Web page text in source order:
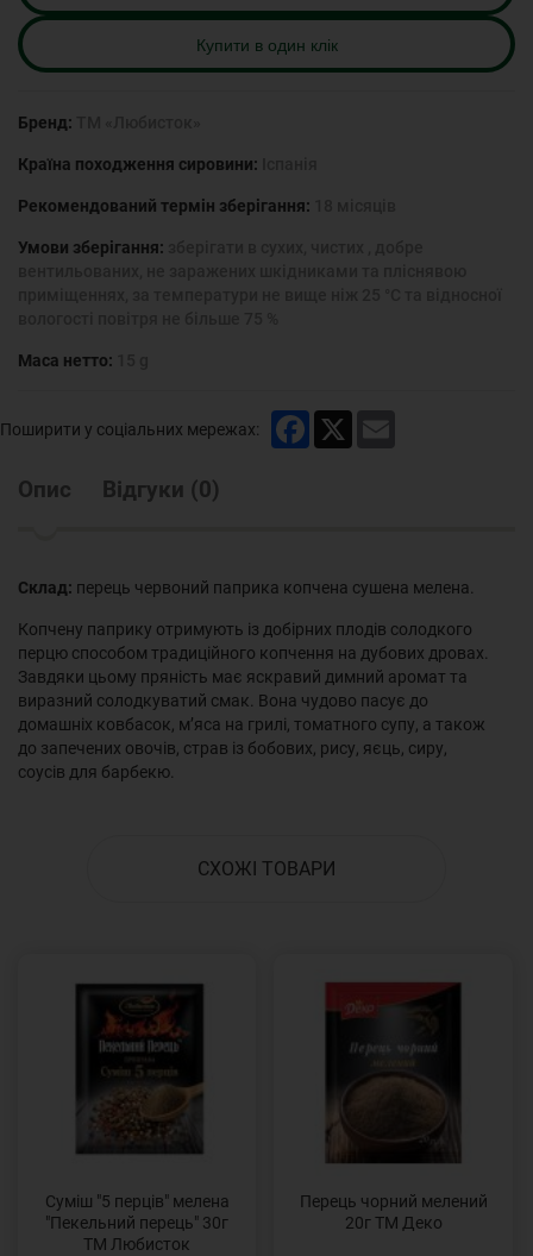
Купити в один клік
Бренд:
Країна походження сировини:
Рекомендований термін зберігання:
Умови зберігання:
Маса нетто:
Поширити у соціальних мережах: Facebook
Опис Відгуки (0)
Склад: перець червоний паприка копчена сушена мелена.
Копчену паприку отримують із добірних плодів cолодкого
перцю способом традиційного копчення на дубових дровах.
Завдяки цьому пряність має яскравий димний аромат та
виразний солодкуватий смак. Вона чудово пасує до
домашніх ковбасок, м’яса на грилі, томатного супу, а також
до запечених овочів, страв із бобових, рису, яєць, сиру,
соусів для барбекю.
СХОЖІ ТОВАРИ
Суміш "5 перців" мелена
"Пекельний перець" 30г
ТМ Любисток
Перець чорний мелений
20г ТМ Деко